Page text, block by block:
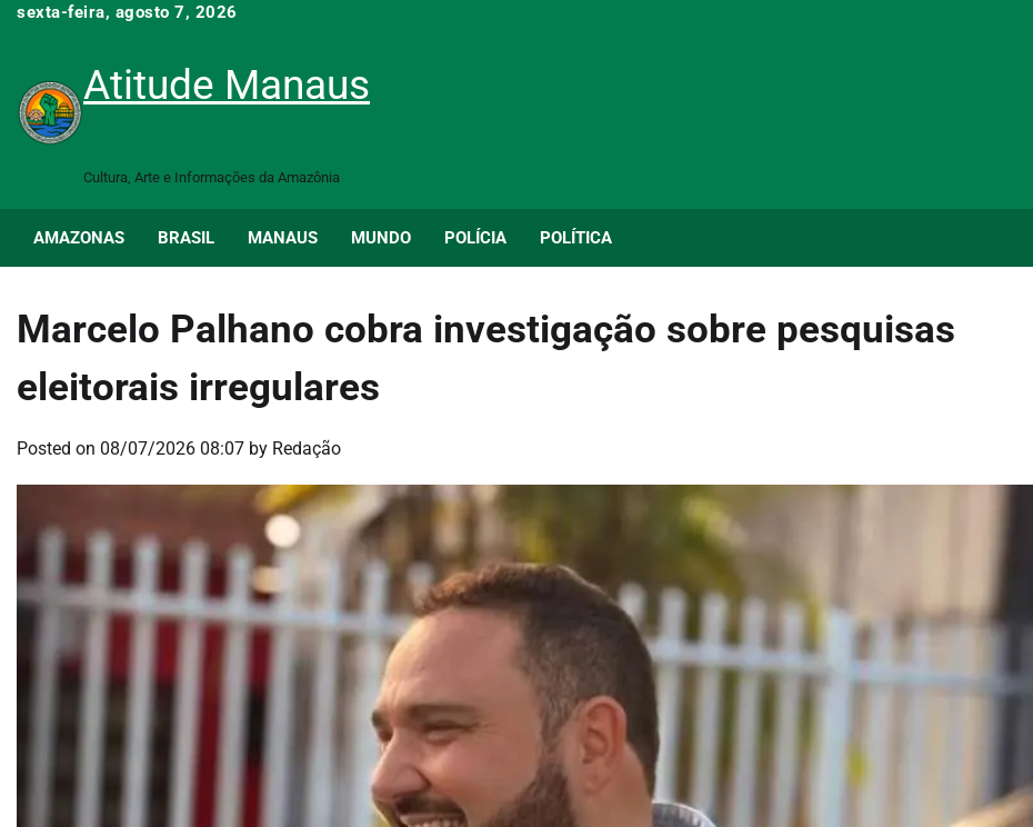
Skipsexta-feira, agosto 7, 2026
Atitude Manaus
Cultura, Arte e Informações da Amazônia
AMAZONAS BRASIL MANAUS MUNDO POLÍCIA POLÍTICA
Marcelo Palhano cobra investigação sobre pesquisas
eleitorais irregulares
Posted on 08/07/2026 08:07 by Redação